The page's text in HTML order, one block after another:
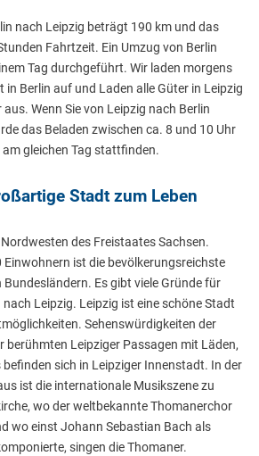
nach Leipzig beträgt 190 km und das
Fahrtzeit. Ein Umzug von Berlin
Tag durchgeführt. Wir laden morgens
in Berlin auf und Laden alle Güter in Leipzig
Wenn Sie von Leipzig nach Berlin
das Beladen zwischen ca. 8 und 10 Uhr
gleichen Tag stattfinden.
Stadt zum Leben
des Freistaates Sachsen.
ist die bevölkerungsreichste
Es gibt viele Gründe für
Leipzig. Leipzig ist eine schöne Stadt
Sehenswürdigkeiten der
berühmten Leipziger Passagen mit Läden,
sich in Leipziger Innenstadt. In der
ist die internationale Musikszene zu
wo der weltbekannte Thomanerchor
wo einst Johann Sebastian Bach als
singen die Thomaner.